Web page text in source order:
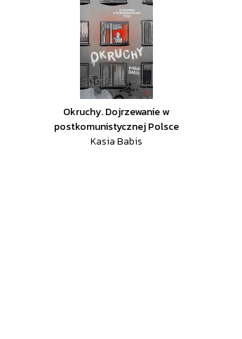
Okruchy. Dojrzewanie w
postkomunistycznej Polsce
Kasia Babis